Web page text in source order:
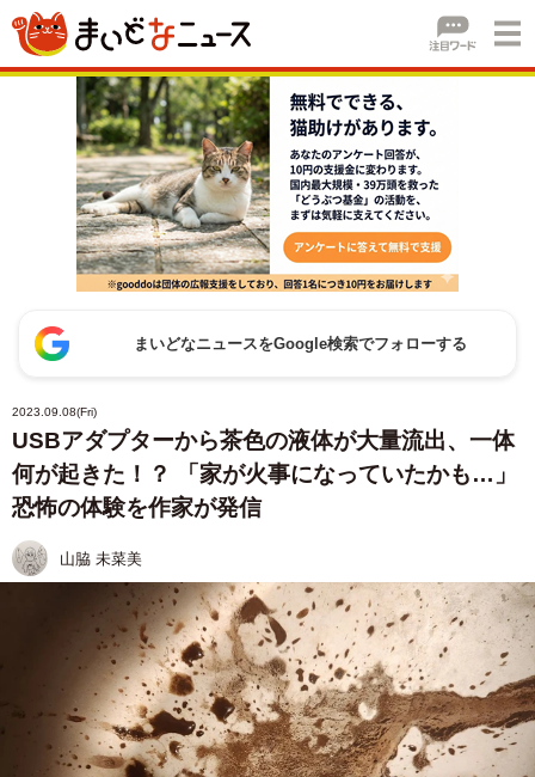
まいどなニュースをGoogle検索でフォローする
2023.09.08(Fri)
USBアダプターから茶色の液体が大量流出、一体
何が起きた！？ 「家が火事になっていたかも…」
恐怖の体験を作家が発信
山脇 未菜美